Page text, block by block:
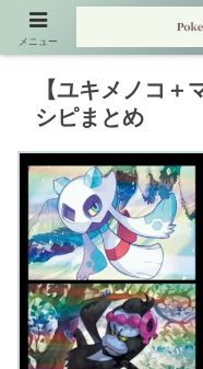
【ユキメノコ
シピまとめ
メニュー